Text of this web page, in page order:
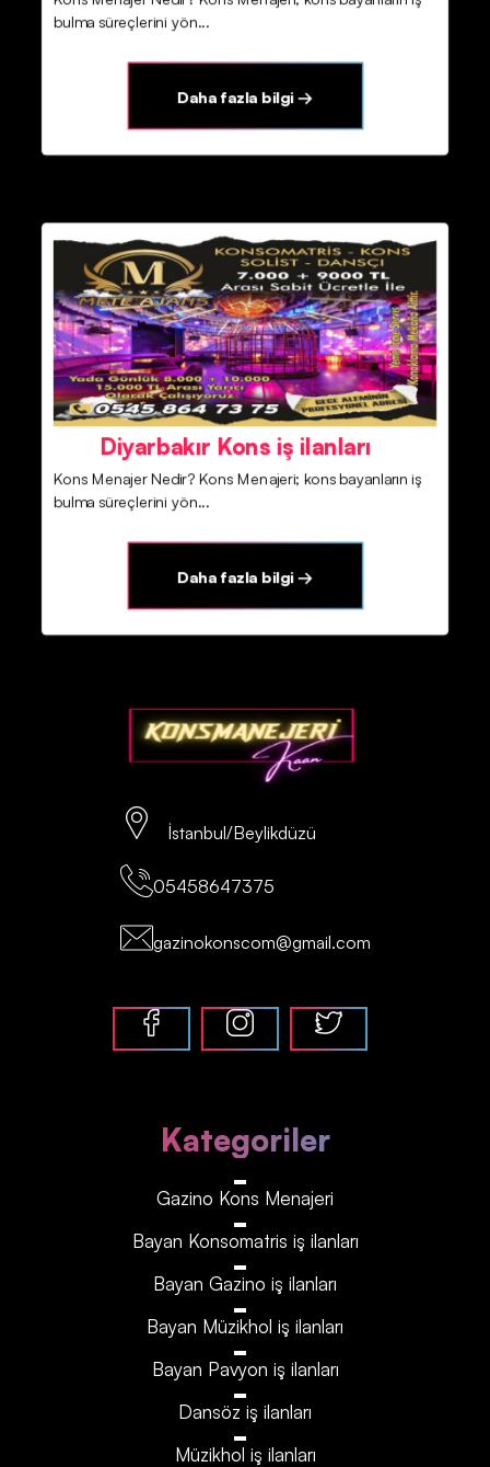
bulma süreçlerini yön...
Daha fazla bilgi →
Diyarbakır Kons iş ilanları
Kons Menajer Nedir? Kons Menajeri; kons bayanların iş
bulma süreçlerini yön...
Daha fazla bilgi →
İstanbul/Beylikdüzü
05458647375
gazinokonscom@gmail.com
Kategoriler
Gazino Kons Menajeri
Bayan Konsomatris iş ilanları
Bayan Gazino iş ilanları
Bayan Müzikhol iş ilanları
Bayan Pavyon iş ilanları
Dansöz iş ilanları
Müzikhol iş ilanları